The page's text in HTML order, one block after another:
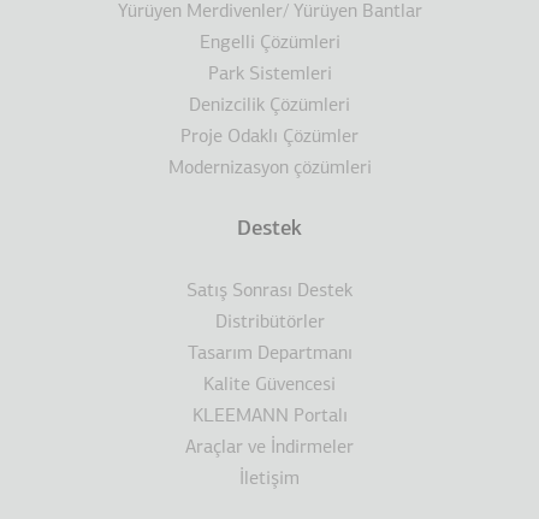
Yürüyen Merdivenler/ Yürüyen Bantlar
Engelli Çözümleri
Park Sistemleri
Denizcilik Çözümleri
Proje Odaklı Çözümler
Modernizasyon çözümleri
Destek
Satış Sonrası Destek
Distribütörler
Tasarım Departmanı
Kalite Güvencesi
KLEEMANN Portalı
Araçlar ve İndirmeler
İletişim